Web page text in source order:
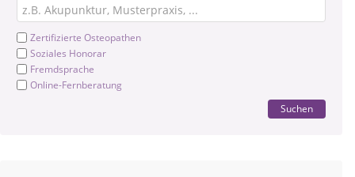
Zertifizierte Osteopathen
Soziales Honorar
Fremdsprache
Online-Fernberatung
Suchen